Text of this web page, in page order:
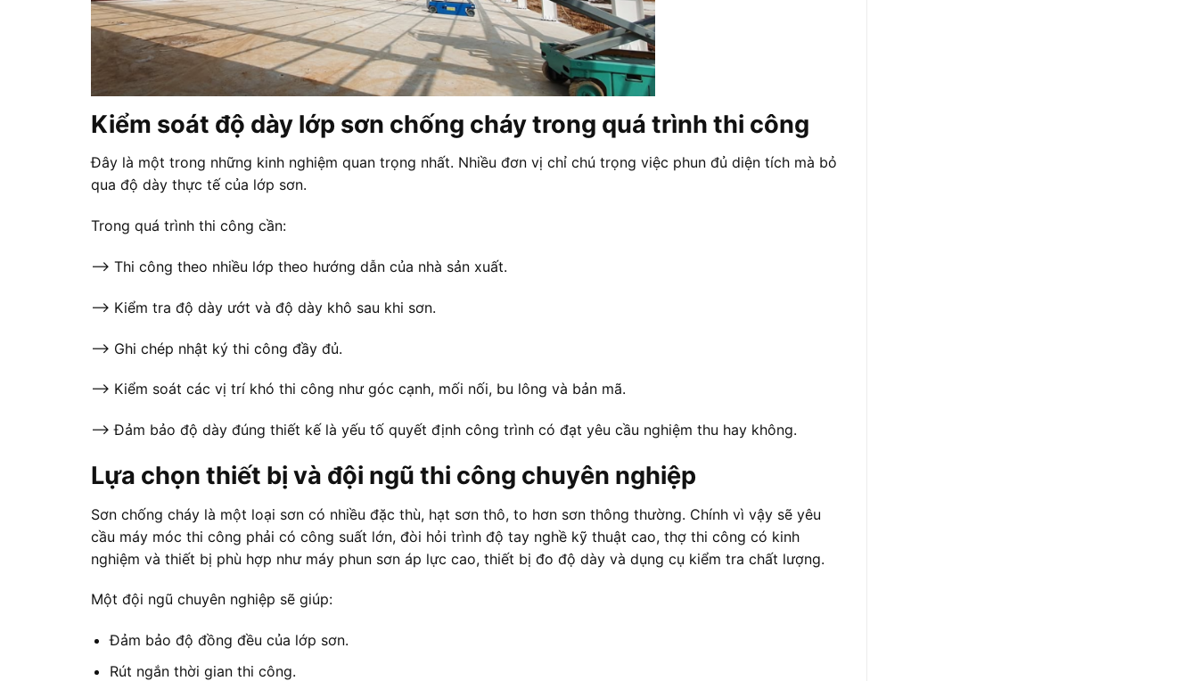
Kiểm soát độ dày lớp sơn chống cháy trong quá trình thi công
Đây là một trong những kinh nghiệm quan trọng nhất. Nhiều đơn vị chỉ chú trọng việc phun đủ diện tích mà bỏ
qua độ dày thực tế của lớp sơn.
Trong quá trình thi công cần:
—> Thi công theo nhiều lớp theo hướng dẫn của nhà sản xuất.
—> Kiểm tra độ dày ướt và độ dày khô sau khi sơn.
—> Ghi chép nhật ký thi công đầy đủ.
—> Kiểm soát các vị trí khó thi công như góc cạnh, mối nối, bu lông và bản mã.
—> Đảm bảo độ dày đúng thiết kế là yếu tố quyết định công trình có đạt yêu cầu nghiệm thu hay không.
Lựa chọn thiết bị và đội ngũ thi công chuyên nghiệp
Sơn chống cháy là một loại sơn có nhiều đặc thù, hạt sơn thô, to hơn sơn thông thường. Chính vì vậy sẽ yêu
cầu máy móc thi công phải có công suất lớn, đòi hỏi trình độ tay nghề kỹ thuật cao, thợ thi công có kinh
nghiệm và thiết bị phù hợp như máy phun sơn áp lực cao, thiết bị đo độ dày và dụng cụ kiểm tra chất lượng.
Một đội ngũ chuyên nghiệp sẽ giúp:
Đảm bảo độ đồng đều của lớp sơn.
Rút ngắn thời gian thi công.